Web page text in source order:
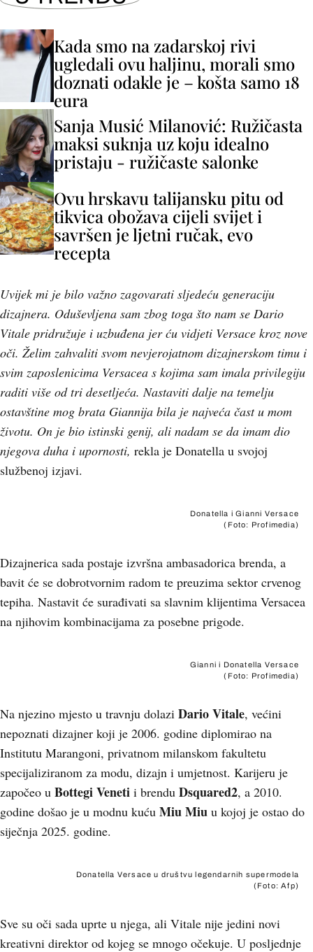
Kada smo na zadarskoj rivi
ugledali ovu haljinu, morali smo
doznati odakle je – košta samo 18
eura
Sanja Musić Milanović: Ružičasta
maksi suknja uz koju idealno
pristaju - ružičaste salonke
Ovu hrskavu talijansku pitu od
tikvica obožava cijeli svijet i
savršen je ljetni ručak, evo
recepta
Uvijek mi je bilo važno zagovarati sljedeću generaciju
dizajnera. Oduševljena sam zbog toga što nam se Dario
Vitale pridružuje i uzbuđena jer ću vidjeti Versace kroz nove
oči. Želim zahvaliti svom nevjerojatnom dizajnerskom timu i
svim zaposlenicima Versacea s kojima sam imala privilegiju
raditi više od tri desetljeća. Nastaviti dalje na temelju
ostavštine mog brata Giannija bila je najveća čast u mom
životu. On je bio istinski genij, ali nadam se da imam dio
njegova duha i upornosti, rekla je Donatella u svojoj
službenoj izjavi.
Donatella i Gianni Versace
(Foto: Profimedia)
Dizajnerica sada postaje izvršna ambasadorica brenda, a
bavit će se dobrotvornim radom te preuzima sektor crvenog
tepiha. Nastavit će surađivati sa slavnim klijentima Versacea
na njihovim kombinacijama za posebne prigode.
Gianni i Donatella Versace
(Foto: Profimedia)
Na njezino mjesto u travnju dolazi Dario Vitale, većini
nepoznati dizajner koji je 2006. godine diplomirao na
Institutu Marangoni, privatnom milanskom fakultetu
specijaliziranom za modu, dizajn i umjetnost. Karijeru je
započeo u Bottegi Veneti i brendu Dsquared2, a 2010.
godine došao je u modnu kuću Miu Miu u kojoj je ostao do
siječnja 2025. godine.
Donatella Versace u društvu legendarnih supermodela
(Foto: Afp)
Sve su oči sada uprte u njega, ali Vitale nije jedini novi
kreativni direktor od kojeg se mnogo očekuje. U posljednje